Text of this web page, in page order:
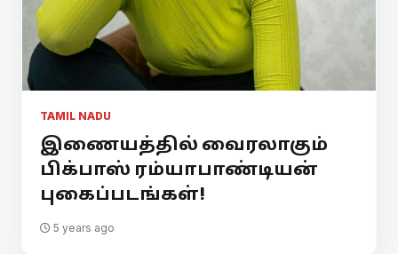
TAMIL NADU
இணையத்தில் வைரலாகும்
பிக்பாஸ் ரம்யாபாண்டியன்
புகைப்படங்கள்!
5 years ago